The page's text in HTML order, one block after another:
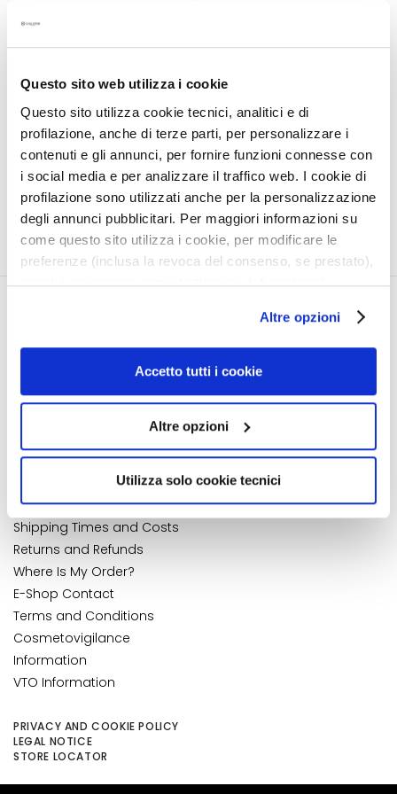
Questo sito web utilizza i cookie
Questo sito utilizza cookie tecnici, analitici e di
profilazione, anche di terze parti, per personalizzare i
contenuti e gli annunci, per fornire funzioni connesse con
i social media e per analizzare il traffico web. I cookie di
profilazione sono utilizzati anche per la personalizzazione
degli annunci pubblicitari. Per maggiori informazioni su
come questo sito utilizza i cookie, per modificare le
preferenze (inclusa la revoca del consenso, se prestato),
nonché per sapere come trattiamo i dati personali –
l’informativa cookie completa e l’informativa privacy
disponibiliqui. Le ricordiamo che, qualora clicchi su
“Utilizza solo i cookie necessari”, non sarà installato
quelli tecnici. Cliccando su “Accetto tutti i cookie”,
presterà il consenso all’installazione di tutti i cookie
utilizzati dal sito. Cliccando su “Altre opzioni”, potrà
scegliere, in modo più granulare, quali cookie
Altre opzioni
Accetto tutti i cookie
Altre opzioni
Utilizza solo cookie tecnici
a
i
s
C
l
e
a
n
s
M
s
a
E
x
f
o
l
i
a
t
o
s
S
UOMO SHAVE AFTER-
SHAVE REPAIR BALM
With aloe vera gel -
alcohol-free
Product not available
About Us
Accessibility Statement
Payments and Security
Shipping Times and Costs
Returns and Refunds
Where Is My Order?
E-Shop Contact
Terms and Conditions
Cosmetovigilance
Information
VTO Information
PRIVACY AND COOKIE POLICY
LEGAL NOTICE
STORE LOCATOR
MY PROFILE
Account Information
Address Book
My Orders
My Returns
NUMBER 1